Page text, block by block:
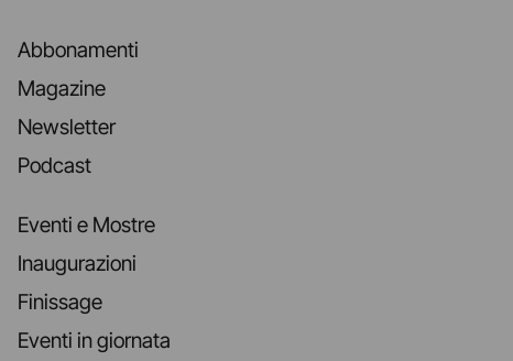
Abbonamenti
Magazine
Newsletter
Podcast
Eventi e Mostre
Inaugurazioni
Finissage
Eventi in giornata